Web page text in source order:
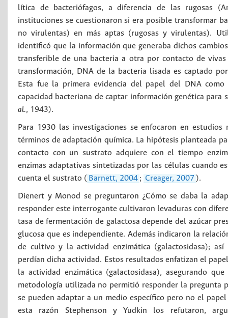
lítica de bacteriófagos, a diferencia de las rugosas
instituciones se cuestionaron si era posible transformar
no virulentas) en más aptas (rugosas y virulentas).
identificó que la información que generaba dichos
transferible de una bacteria a otra por contacto de
transformación, DNA de la bacteria lisada es captado
Esta fue la primera evidencia del papel del DNA
capacidad bacteriana de captar información genética
al., 1943).
Para 1930 las investigaciones se enfocaron en
términos de adaptación química. La hipótesis planteada
contacto con un sustrato adquiere con el tiempo
enzimas adaptativas sintetizadas por las células cuando
cuenta el sustrato ( Barnett, 2004 ; Creager, 2007 ).
Dienert y Monod se preguntaron ¿Cómo se daba la
responder este interrogante cultivaron levaduras con
tasa de fermentación de galactosa depende del azúcar
glucosa que es independiente. Además indicaron la
de cultivo y la actividad enzimática (galactosidasa);
perdían dicha actividad. Estos resultados enfatizan el
la actividad enzimática (galactosidasa), asegurando
metodología utilizada no permitió responder la pregunta
se pueden adaptar a un medio específico pero no el
esta razón Stephenson y Yudkin los refutaron,